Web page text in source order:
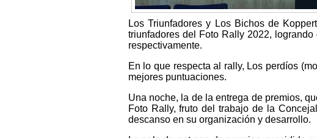
Los Triunfadores y Los Bichos de
triunfadores del Foto Rally 2022,
respectivamente.
En lo que respecta al rally, Los perdíos
mejores puntuaciones.
Una noche, la de la entrega de premios,
Foto Rally, fruto del trabajo de la
descanso en su organización y desarrollo.